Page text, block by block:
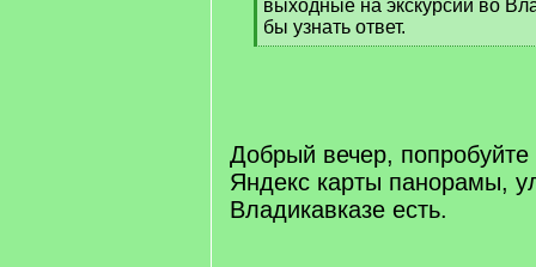
выходные на экскурсии во
бы узнать ответ.
[
Добрый вечер, попробуйте
Яндекс карты панорамы,
Владикавказе есть.